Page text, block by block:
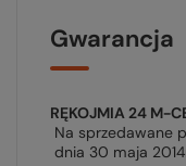
Gwarancja
RĘKOJMIA 24 M-
Na sprzedawane
dnia 30 maja